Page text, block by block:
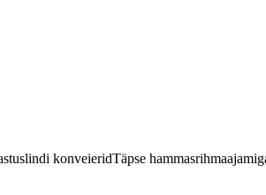
konveieridTäpse